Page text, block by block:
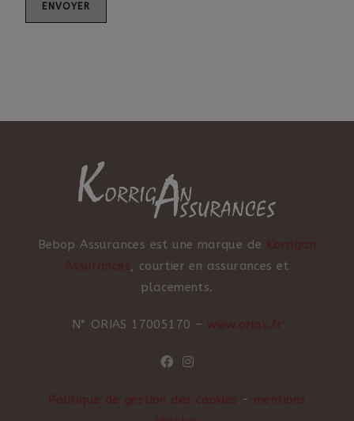
ENVOYER
Bebop Assurances est une marque de Korrigan
Assurances, courtier en assurances et
placements.
N° ORIAS 17005170 – www.orias.fr
Politique de gestion des cookies - mentions